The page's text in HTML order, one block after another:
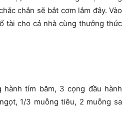
chắn sẽ bắt cơm lắm đây. Vào
tài cho cả nhà cùng thưởng thức
hành tím băm, 3 cọng đầu hành
1/3 muỗng tiêu, 2 muỗng sa